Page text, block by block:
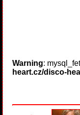
Warning:
heart.cz/disco-